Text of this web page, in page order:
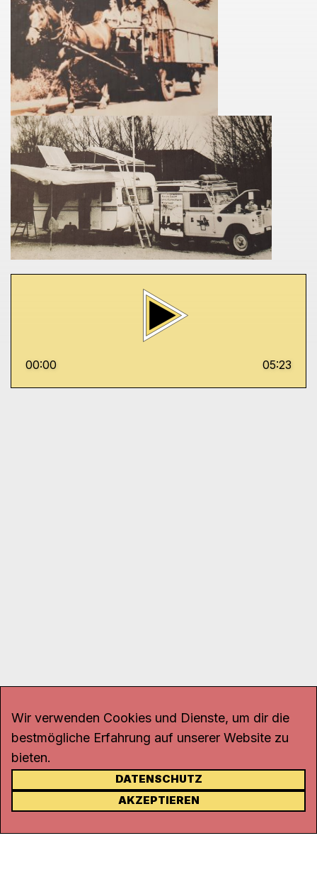
00:00 05:23
KONTAKT
Rohrerstrasse 20
Wir verwenden Cookies und Dienste, um dir die
bestmögliche Erfahrung auf unserer Website zu
bieten.
DATENSCHUTZ
AKZEPTIEREN